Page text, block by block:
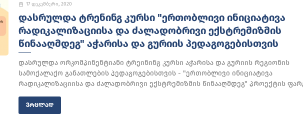
17 დეკემბერი, 2020
ᲓᲐᲡᲠᲣᲚᲓᲐ ᲢᲠᲔᲜᲘᲜᲒ ᲙᲣᲠᲡᲘ "ᲔᲠᲗᲝᲑᲚᲘᲕᲘ ᲘᲜᲘᲪᲘᲐᲢᲘᲕᲐ
ᲠᲐᲓᲘᲙᲐᲚᲘᲖᲐᲪᲘᲘᲡᲐ ᲓᲐ ᲫᲐᲚᲐᲓᲝᲑᲠᲘᲕᲘ ᲔᲥᲡᲢᲠᲔᲛᲘᲖᲛᲘᲡ
ᲬᲘᲜᲐᲐᲦᲛᲓᲔᲒ" ᲐᲭᲐᲠᲘᲡᲐ ᲓᲐ ᲒᲣᲠᲘᲘᲡ ᲞᲔᲓᲐᲒᲝᲒᲔᲑᲘᲡᲗᲕᲘᲡ
დასრულდა ორკომპინენტიანი ტრეინინგ კურსი აჭარისა და გურიის რეგიონის
სამოქალაქო განათლების პედაგოგებისთვის - "ერთობლივი ინიციატივა
რადიკალიზაციისა და ძალადობრივი ექსტრემიზმის წინააღმდეგ" პროექტის
ᲕᲠᲪᲚᲐᲓ